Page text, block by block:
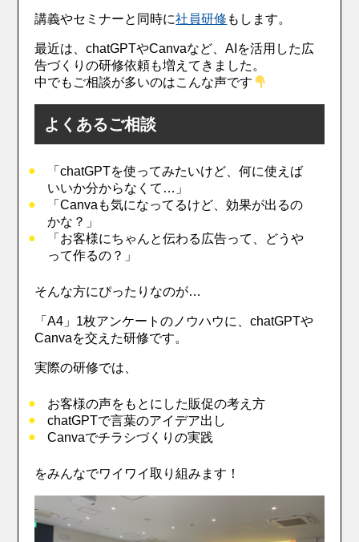
講義やセミナーと同時に社員研修 もします。
最近は、chatGPTやCanvaなど、AIを活用した広
告づくりの研修依頼も増えてきました。
中でもご相談が多いのはこんな声です
よくあるご相談
「chatGPTを使ってみたいけど、何に使えば
いいか分からなくて…」
「Canvaも気になってるけど、効果が出るの
かな？」
「お客様にちゃんと伝わる広告って、どうや
って作るの？」
そんな方にぴったりなのが…
「A4」1枚アンケートのノウハウに、chatGPTや
Canvaを交えた研修です。
実際の研修では、
お客様の声をもとにした販促の考え方
chatGPTで言葉のアイデア出し
Canvaでチラシづくりの実践
をみんなでワイワイ取り組みます！